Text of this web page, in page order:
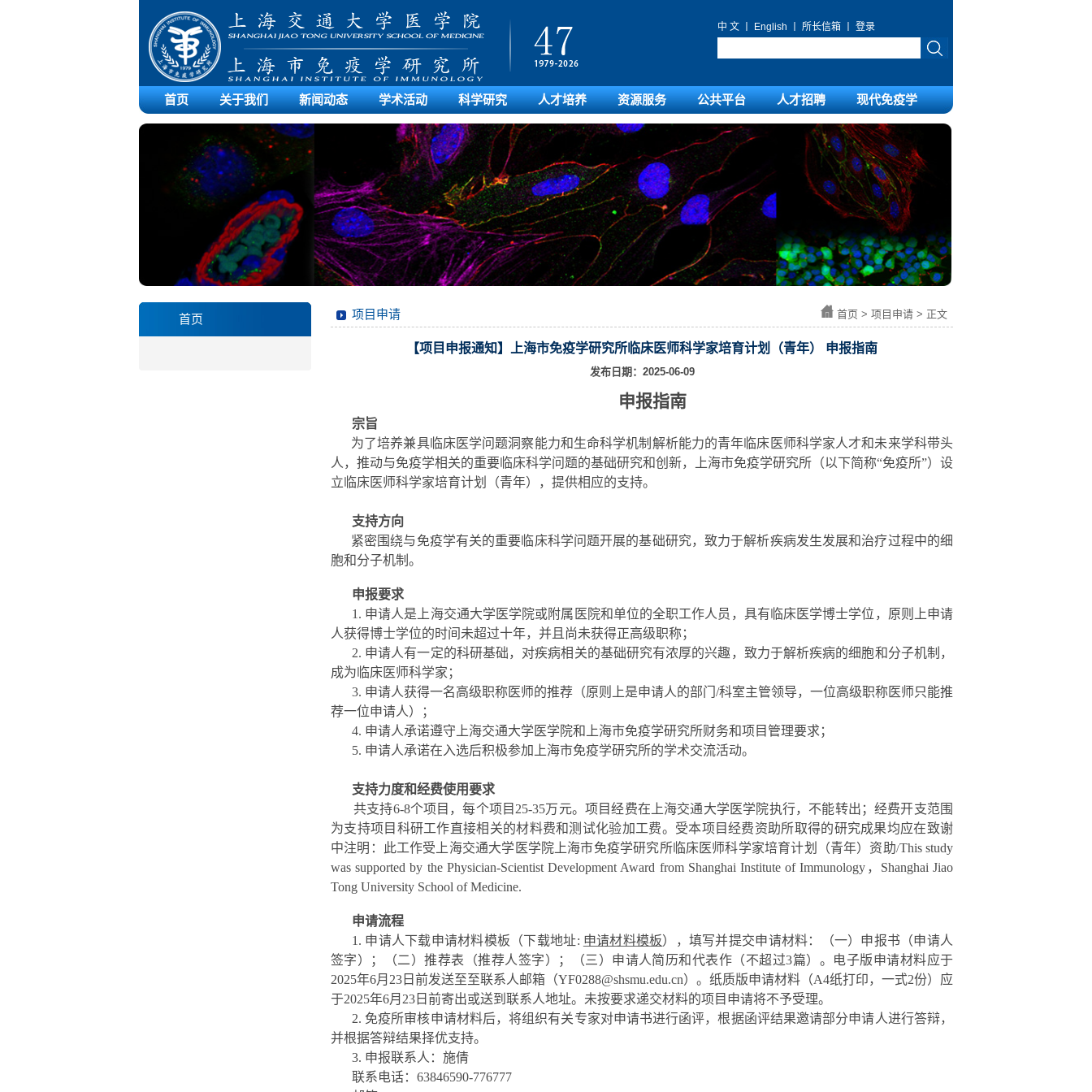
中 文 English 所长信箱 登录
首页 关于我们 新闻动态 学术活动 科学研究 人才培养 资源服务 公共平台 人才招聘 现代免疫学
首页 项目申请 首页 > 项目申请 > 正文
【项目申报通知】上海市免疫学研究所临床医师科学家培育计划（青年） 申报指南
发布日期：2025-06-09
申报指南
宗旨
为了培养兼具临床医学问题洞察能力和生命科学机制解析能力的青年临床医师科学家人才和未来学科带头
人，推动与免疫学相关的重要临床科学问题的基础研究和创新，上海市免疫学研究所（以下简称“免疫所”）设
立临床医师科学家培育计划（青年），提供相应的支持。
支持方向
紧密围绕与免疫学有关的重要临床科学问题开展的基础研究，致力于解析疾病发生发展和治疗过程中的细
胞和分子机制。
申报要求
1. 申请人是上海交通大学医学院或附属医院和单位的全职工作人员，具有临床医学博士学位，原则上申请
人获得博士学位的时间未超过十年，并且尚未获得正高级职称；
2. 申请人有一定的科研基础，对疾病相关的基础研究有浓厚的兴趣，致力于解析疾病的细胞和分子机制，
成为临床医师科学家；
3. 申请人获得一名高级职称医师的推荐（原则上是申请人的部门/科室主管领导，一位高级职称医师只能推
荐一位申请人）；
4. 申请人承诺遵守上海交通大学医学院和上海市免疫学研究所财务和项目管理要求；
5. 申请人承诺在入选后积极参加上海市免疫学研究所的学术交流活动。
支持力度和经费使用要求
共支持6-8个项目，每个项目 25-35万元。项目经费在上海交通大学医学院执行，不能转出；经费开支范围
为支持项目科研工作直接相关的材料费和测试化验加工费。受本项目经费资助所取得的研究成果均应在致谢
中注明：此工作受上海交通大学医学院上海市免疫学研究所临床医师科学家培育计划（青年）资助/This study
was supported by the Physician-Scientist Development Award from Shanghai Institute of Immunology，Shanghai Jiao
Tong University School of Medicine.
申请流程
1. 申请人下载申请材料模板（下载地址: 申请材料模板），填写并提交申请材料：（一）申报书（申请人
签字）；（二）推荐表（推荐人签字）；（三）申请人简历和代表作（不超过3篇）。电子版申请材料应于
2025年6月23日前发送至至联系人邮箱（YF0288@shsmu.edu.cn）。纸质版申请材料（A4纸打印，一式2份）应
于2025年6月23日前寄出或送到联系人地址。未按要求递交材料的项目申请将不予受理。
2. 免疫所审核申请材料后，将组织有关专家对申请书进行函评，根据函评结果邀请部分申请人进行答辩，
并根据答辩结果择优支持。
3. 申报联系人：施倩
联系电话：63846590-776777